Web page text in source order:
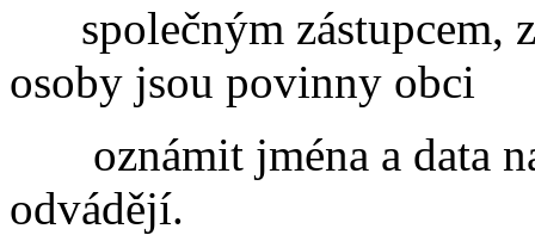
společným
osoby jsou povinny obci
oznámit jména a data
odvádějí.